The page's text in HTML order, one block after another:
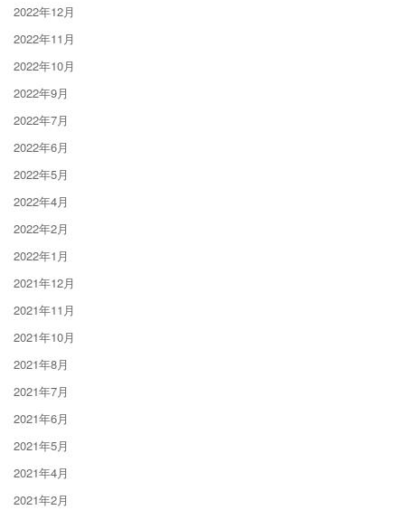
2022年12月
2022年11月
2022年10月
2022年9月
2022年7月
2022年6月
2022年5月
2022年4月
2022年2月
2022年1月
2021年12月
2021年11月
2021年10月
2021年8月
2021年7月
2021年6月
2021年5月
2021年4月
2021年2月